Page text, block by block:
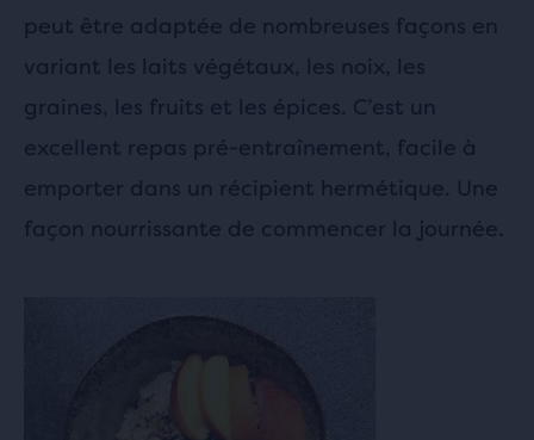
peut être adaptée de nombreuses façons en
variant les laits végétaux, les noix, les
graines, les fruits et les épices. C’est un
excellent repas pré-entraînement, facile à
emporter dans un récipient hermétique. Une
façon nourrissante de commencer la journée.